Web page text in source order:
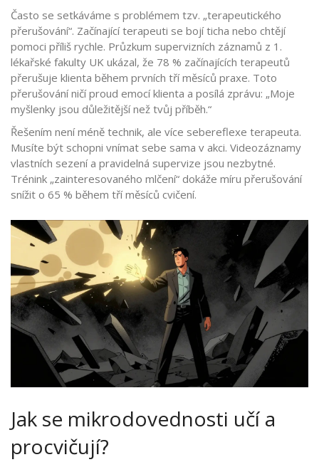
Často se setkáváme s problémem tzv. „terapeutického
přerušování“. Začínající terapeuti se bojí ticha nebo chtějí
pomoci příliš rychle. Průzkum supervizních záznamů z 1.
lékařské fakulty UK ukázal, že 78 % začínajících terapeutů
přerušuje klienta během prvních tří měsíců praxe. Toto
přerušování ničí proud emocí klienta a posílá zprávu: „Moje
myšlenky jsou důležitější než tvůj příběh.“
Řešením není méně technik, ale více sebereflexe terapeuta.
Musíte být schopni vnímat sebe sama v akci. Videozáznamy
vlastních sezení a pravidelná supervize jsou nezbytné.
Trénink „zainteresovaného mlčení“ dokáže míru přerušování
snížit o 65 % během tří měsíců cvičení.
Jak se mikrodovednosti učí a
procvičují?